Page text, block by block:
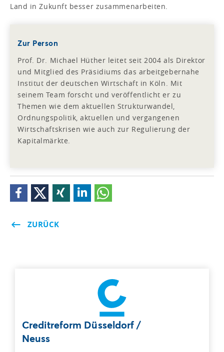
Land in Zukunft besser zusammenarbeiten.
Zur Person
Prof. Dr. Michael Hüther leitet seit 2004 als Direktor
und Mitglied des Präsidiums das arbeitgebernahe
Institut der deutschen Wirtschaft in Köln. Mit
seinem Team forscht und veröffentlicht er zu
Themen wie dem aktuellen Strukturwandel,
Ordnungspolitik, aktuellen und vergangenen
Wirtschaftskrisen wie auch zur Regulierung der
Kapitalmärkte.
ZURÜCK
Creditreform Düsseldorf /
Neuss